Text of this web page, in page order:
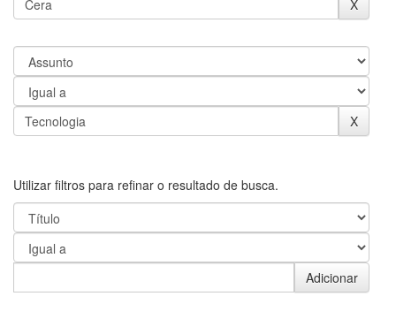
Utilizar filtros para refinar o resultado de busca.